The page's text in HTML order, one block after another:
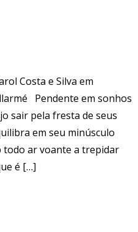
Costa e Silva em
Pendente em sonhos
sair pela fresta de seus
em seu minúsculo
todo ar voante a trepidar
é […]